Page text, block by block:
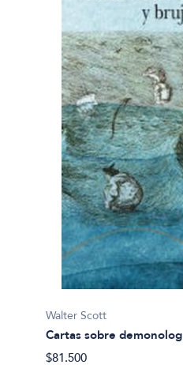
Walter Scott
Cartas sobre
$81.500